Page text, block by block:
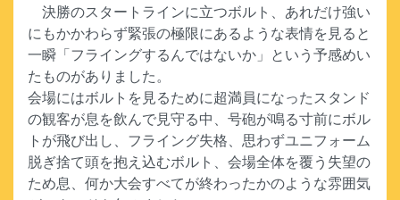
決勝のスタートラインに立つボルト、あれだけ強い
にもかかわらず緊張の極限にあるような表情を見ると
一瞬「フライングするんではないか」という予感めい
たものがありました。
会場にはボルトを見るために超満員になったスタンド
の観客が息を飲んで見守る中、号砲が鳴る寸前にボル
トが飛び出し、フライング失格、思わずユニフォーム
脱ぎ捨て頭を抱え込むボルト、会場全体を覆う失望の
ため息、何か大会すべてが終わったかのような雰囲気